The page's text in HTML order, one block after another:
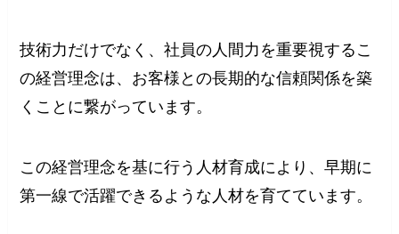
技術力だけでなく、社員の人間力を重要視するこ
の経営理念は、お客様との長期的な信頼関係を築
くことに繋がっています。
この経営理念を基に行う人材育成により、早期に
第一線で活躍できるような人材を育てています。